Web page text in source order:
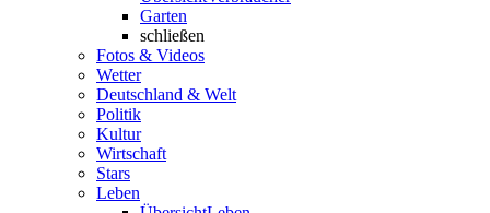
Garten
schließen
Fotos & Videos
Wetter
Deutschland & Welt
Politik
Kultur
Wirtschaft
Stars
Leben